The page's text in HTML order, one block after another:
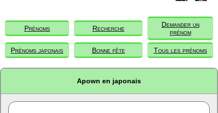
Prénoms Recherche
Demander un
prénom
Prénoms japonais Bonne fête Tous les prénoms
Apown en japonais